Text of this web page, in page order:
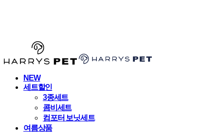
NEW
세트할인
3종세트
콤비세트
컴포터 보닛세트
여름상품